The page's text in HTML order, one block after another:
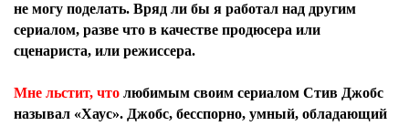
не могу поделать. Вряд ли бы я работал над другим
сериалом, разве что в качестве продюсера или
сценариста, или режиссера.
Мне льстит, что любимым своим сериалом Стив Джобс
называл «Хаус». Джобс, бесспорно, умный, обладающий